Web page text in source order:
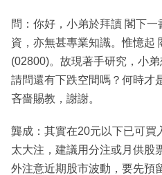
問：你好，小弟於拜讀 閣下
資，亦無甚專業知識。惟憶起
(02800)。故現著手研究，小
請問還有下跌空間嗎？何時才
吝嗇賜教，謝謝。
龔成：其實在20元以下已可買
太大注，建議用分注或月供股
外注意近期股市波動，要先預